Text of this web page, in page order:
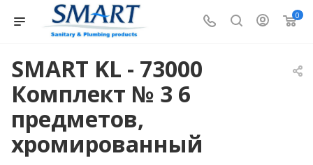
0
SMART KL - 73000
Комплект № 3 6
предметов,
хромированный